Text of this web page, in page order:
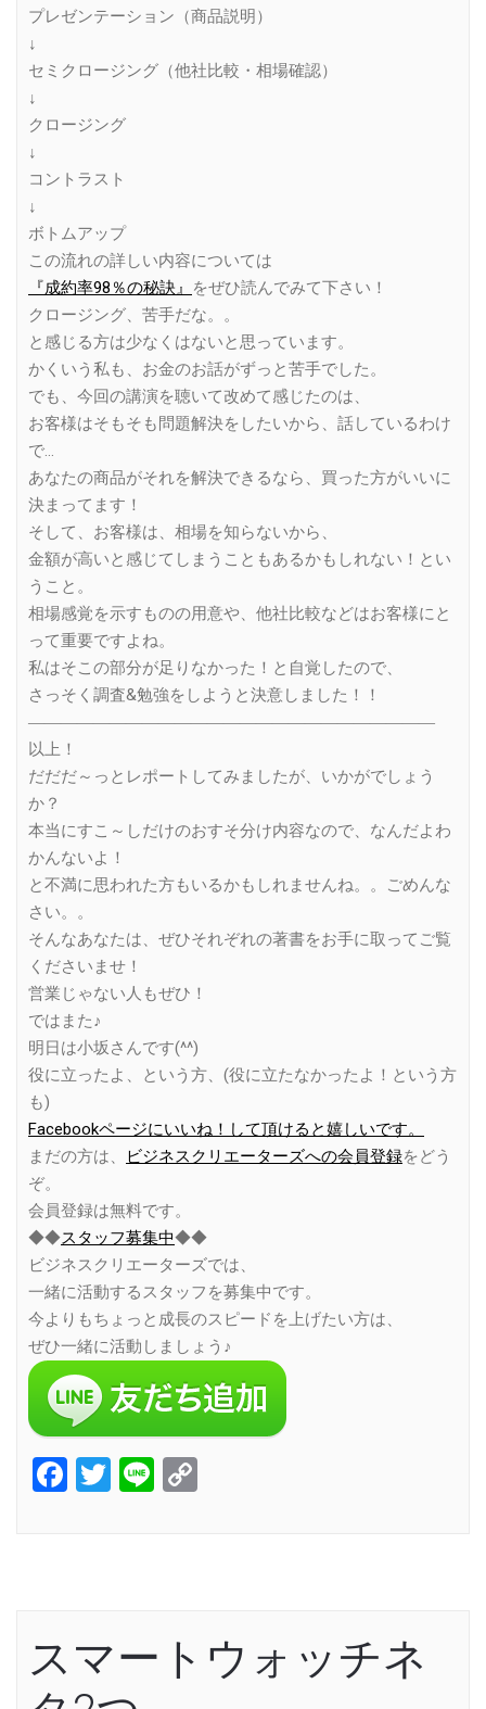
プレゼンテーション（商品説明）
↓
セミクロージング（他社比較・相場確認）
↓
クロージング
↓
コントラスト
↓
ボトムアップ
この流れの詳しい内容については
『成約率98％の秘訣』
をぜひ読んでみて下さい！
クロージング、苦手だな。。
と感じる方は少なくはないと思っています。
かくいう私も、お金のお話がずっと苦手でした。
でも、今回の講演を聴いて改めて感じたのは、
お客様はそもそも問題解決をしたいから、話しているわけ
で…
あなたの商品がそれを解決できるなら、買った方がいいに
決まってます！
そして、お客様は、相場を知らないから、
金額が高いと感じてしまうこともあるかもしれない！とい
うこと。
相場感覚を示すものの用意や、他社比較などはお客様にと
って重要ですよね。
私はそこの部分が足りなかった！と自覚したので、
さっそく調査&勉強をしようと決意しました！！
―――――――――――――――――――――――――
以上！
だだだ～っとレポートしてみましたが、いかがでしょう
か？
本当にすこ～しだけのおすそ分け内容なので、なんだよわ
かんないよ！
と不満に思われた方もいるかもしれませんね。。ごめんな
さい。。
そんなあなたは、ぜひそれぞれの著書をお手に取ってご覧
くださいませ！
営業じゃない人もぜひ！
ではまた♪
明日は小坂さんです(^^)
役に立ったよ、という方、(役に立たなかったよ！という方
も)
Facebookページにいいね！して頂けると嬉しいです。
まだの方は、
ビジネスクリエーターズへの会員登録をどう
ぞ。
会員登録は無料です。
◆◆スタッフ募集中◆◆
ビジネスクリエーターズでは、
一緒に活動するスタッフを募集中です。
今よりもちょっと成長のスピードを上げたい方は、
ぜひ一緒に活動しましょう♪
Facebook
Twitter
Line
スマートウォッチネ